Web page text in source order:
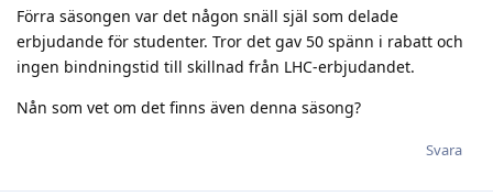
Förra säsongen var det någon snäll själ som delade
erbjudande för studenter. Tror det gav 50 spänn i rabatt och
ingen bindningstid till skillnad från LHC-erbjudandet.
Nån som vet om det finns även denna säsong?
Svara